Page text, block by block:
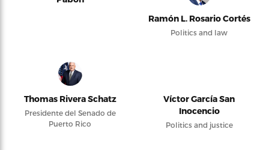
Ramón L. Rosario Cortés
Politics and law
Thomas Rivera Schatz
Presidente del Senado de
Puerto Rico
Víctor García San
Inocencio
Politics and justice